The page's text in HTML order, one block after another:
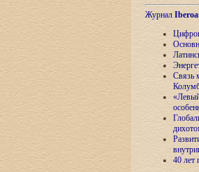
Журнал
Связь
40 лет